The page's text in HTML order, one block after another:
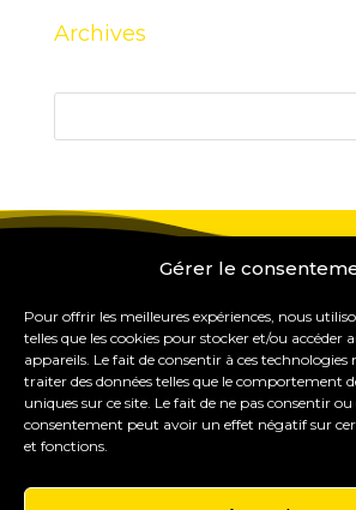
Gérer le
Pour offrir les meilleures expériences, nous
telles que les cookies pour stocker et/ou accéder
appareils. Le fait de consentir à ces
traiter des données telles que le comportement
uniques sur ce site. Le fait de ne pas consentir
consentement peut avoir un effet négatif sur
et fonctions.
Archives